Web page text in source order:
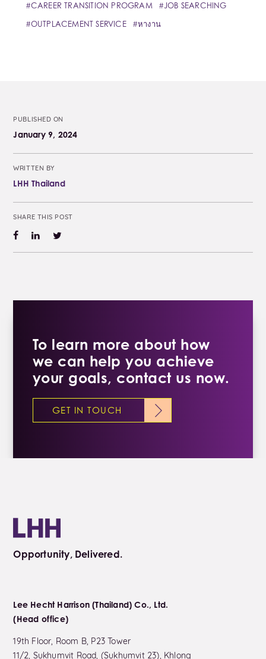
CAREER TRANSITION PROGRAM
JOB SEARCHING
OUTPLACEMENT SERVICE
หางาน
PUBLISHED ON
January 9, 2024
WRITTEN BY
LHH Thailand
SHARE THIS POST
To learn more about how
we can help you achieve
your goals, contact us now.
GET IN TOUCH
Opportunity, Delivered.
Lee Hecht Harrison (Thailand) Co., Ltd.
(Head office)
19th Floor, Room B, P23 Tower
11/2, Sukhumvit Road, (Sukhumvit 23), Khlong